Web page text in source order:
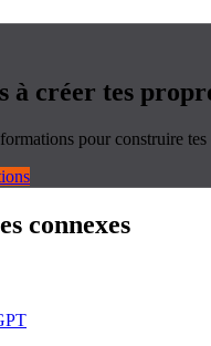
à créer tes
pour construire
connexes